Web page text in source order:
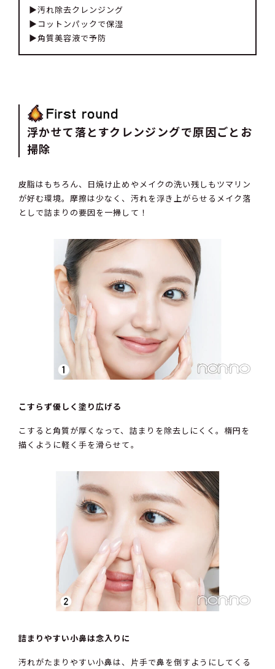
▶︎汚れ除去クレンジング
▶︎コットンパックで保湿
▶︎角質美容液で予防
浮かせて落とすクレンジングで原因ごとお
掃除
皮脂はもちろん、日焼け止めやメイクの洗い残しもツマリン
が好む環境。摩擦は少なく、汚れを浮き上がらせるメイク落
としで詰まりの要因を一掃して！
こすらず優しく塗り広げる
こすると角質が厚くなって、詰まりを除去しにくく。楕円を
描くように軽く手を滑らせて。
詰まりやすい小鼻は念入りに
汚れがたまりやすい小鼻は、片手で鼻を倒すようにしてくる